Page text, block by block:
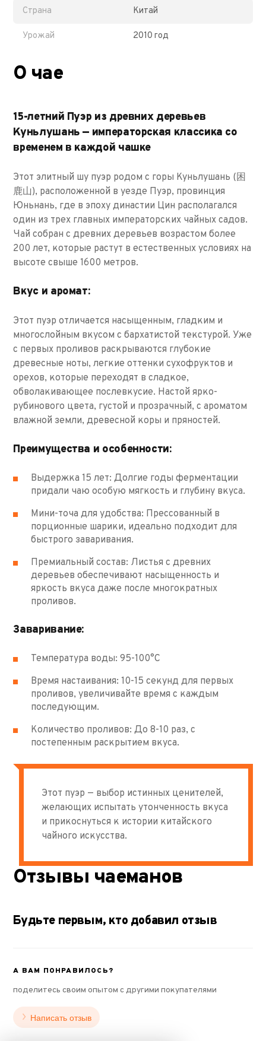
Страна Китай
Урожай 2010 год
О чае
15-летний Пуэр из древних деревьев
Куньлушань — императорская классика со
временем в каждой чашке
Этот элитный шу пуэр родом с горы Куньлушань (困
鹿山), расположенной в уезде Пуэр, провинция
Юньнань, где в эпоху династии Цин располагался
один из трех главных императорских чайных садов.
Чай собран с древних деревьев возрастом более
200 лет, которые растут в естественных условиях на
высоте свыше 1600 метров.
Вкус и аромат:
Этот пуэр отличается насыщенным, гладким и
многослойным вкусом с бархатистой текстурой. Уже
с первых проливов раскрываются глубокие
древесные ноты, легкие оттенки сухофруктов и
орехов, которые переходят в сладкое,
обволакивающее послевкусие. Настой ярко-
рубинового цвета, густой и прозрачный, с ароматом
влажной земли, древесной коры и пряностей.
Преимущества и особенности:
Выдержка 15 лет: Долгие годы ферментации
придали чаю особую мягкость и глубину вкуса.
Мини-точа для удобства: Прессованный в
порционные шарики, идеально подходит для
быстрого заваривания.
Премиальный состав: Листья с древних
деревьев обеспечивают насыщенность и
яркость вкуса даже после многократных
проливов.
Заваривание:
Температура воды: 95-100°C
Время настаивания: 10-15 секунд для первых
проливов, увеличивайте время с каждым
последующим.
Количество проливов: До 8-10 раз, с
постепенным раскрытием вкуса.
Этот пуэр — выбор истинных ценителей,
желающих испытать утонченность вкуса
и прикоснуться к истории китайского
чайного искусства.
Отзывы чаеманов
Будьте первым, кто добавил отзыв
А ВАМ ПОНРАВИЛОСЬ?
поделитесь своим опытом с другими покупателями
Написать отзыв